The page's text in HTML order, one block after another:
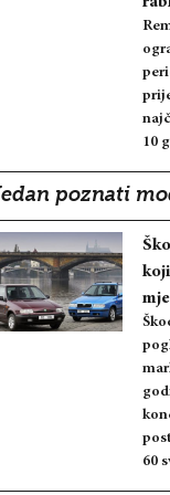
10
poznati
60